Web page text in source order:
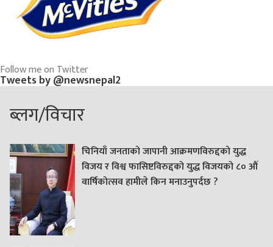
Follow me on Twitter
Tweets by @newsnepal2
ब्लग/विचार
चिनियाँ जनताको जापानी आक्रमणविरुद्दको युद्ध
विजय र विश्व फासिष्टविरुद्दको युद्ध विजयको ८० औं
वार्षिकोत्सव हामीले किन मनाउनुपर्दछ ?